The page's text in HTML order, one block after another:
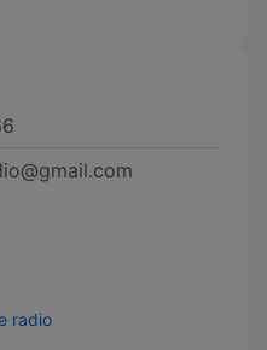
radio